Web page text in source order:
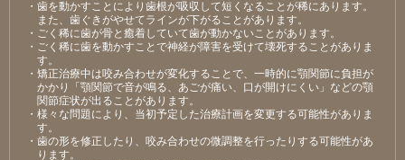
・歯を動かすことにより歯根が吸収して短くなることが稀にあります。
また、歯ぐきがやせてラインが下がることがあります。
・ごく稀に歯が骨と癒着していて歯が動かないことがあります。
・ごく稀に歯を動かすことで神経が障害を受けて壊死することがありま
す。
・矯正治療中は咬み合わせが変化することで、一時的に顎関節に負担が
かかり「顎関節で音が鳴る、あごが痛い、口が開けにくい」などの顎
関節症状が出ることがあります。
・様々な問題により、当初予定した治療計画を変更する可能性がありま
す。
・歯の形を修正したり、咬み合わせの微調整を行ったりする可能性があ
ります。